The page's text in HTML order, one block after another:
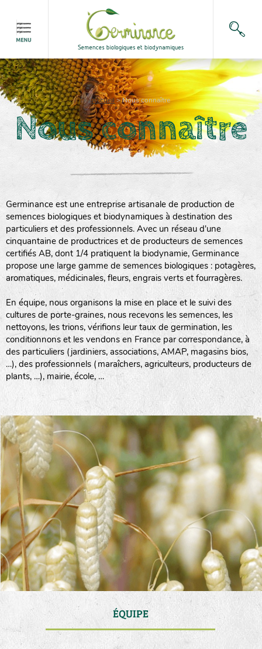
Accueil>Nous connaître
Nous connaître
Germinance est une entreprise artisanale de production de
semences biologiques et biodynamiques à destination des
particuliers et des professionnels. Avec un réseau d'une
cinquantaine de productrices et de producteurs de semences
certifiés AB, dont 1/4 pratiquent la biodynamie, Germinance
propose une large gamme de semences biologiques : potagères,
aromatiques, médicinales, fleurs, engrais verts et fourragères.
En équipe, nous organisons la mise en place et le suivi des
cultures de porte-graines, nous recevons les semences, les
nettoyons, les trions, vérifions leur taux de germination, les
conditionnons et les vendons en France par correspondance, à
des particuliers (jardiniers, associations, AMAP, magasins bios,
…), des professionnels (maraîchers, agriculteurs, producteurs de
plants, …), mairie, école, …
ÉQUIPE